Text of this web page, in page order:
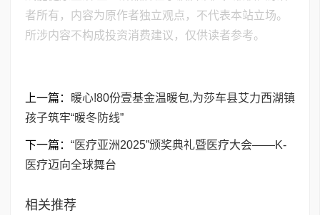
者所有，内容为原作者独立观点，不代表本站立场。
所涉内容不构成投资消费建议，仅供读者参考。
上一篇：
暖心!80份壹基金温暖包,为莎车县艾力西湖镇
孩子筑牢“暖冬防线”
下一篇： “医疗亚洲2025”颁奖典礼暨医疗大会——K-
医疗迈向全球舞台
相关推荐